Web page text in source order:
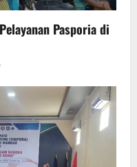
Pasporia di